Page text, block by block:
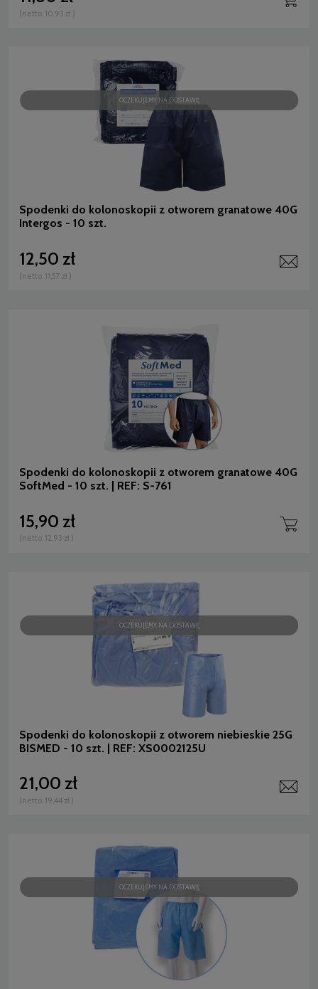
(netto: 10,93 zł )
Spodenki do kolonoskopii z otworem granatowe 40G
Intergos - 10 szt.
12,50 zł
(netto: 11,57 zł )
OCZEKUJEMY NA DOSTAWĘ
Spodenki do kolonoskopii z otworem granatowe 40G
SoftMed - 10 szt. | REF: S-761
15,90 zł
(netto: 12,93 zł )
Spodenki do kolonoskopii z otworem niebieskie 25G
BISMED - 10 szt. | REF: XS0002125U
21,00 zł
(netto: 19,44 zł )
OCZEKUJEMY NA DOSTAWĘ
OCZEKUJEMY NA DOSTAWĘ